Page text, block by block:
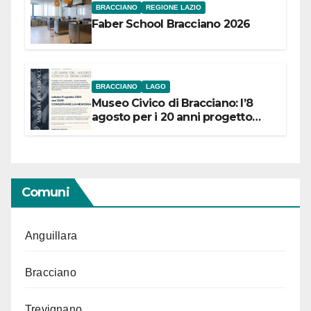
BRACCIANO REGIONE LAZIO
Faber School Bracciano 2026
BRACCIANO LAGO
Museo Civico di Bracciano: l’8
agosto per i 20 anni progetto
Comuni
Anguillara
Bracciano